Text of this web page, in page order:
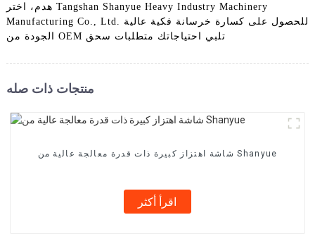
هدم، اختر Tangshan Shanyue Heavy Industry Machinery
Manufacturing Co., Ltd. للحصول على كسارة خرسانة فكية عالية
الجودة من OEM تلبي احتياجاتك متطلبات سحق
منتجات ذات صله
شاشة اهتزاز كبيرة ذات قدرة معالجة عالية من Shanyue
اقرأ أكثر